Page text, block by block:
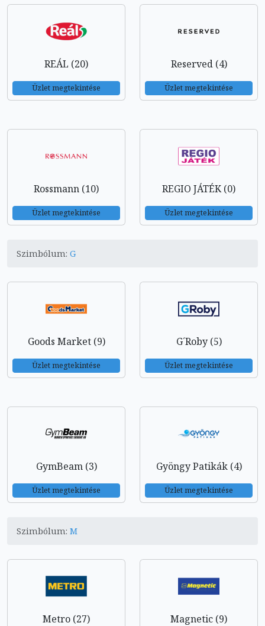
REÁL (20)
Üzlet megtekintése
Reserved (4)
Üzlet megtekintése
Rossmann (10)
Üzlet megtekintése
REGIO JÁTÉK (0)
Üzlet megtekintése
Szimbólum: G
Goods Market (9)
Üzlet megtekintése
G´Roby (5)
Üzlet megtekintése
GymBeam (3)
Üzlet megtekintése
Gyöngy Patikák (4)
Üzlet megtekintése
Szimbólum: M
Metro (27) Magnetic (9)